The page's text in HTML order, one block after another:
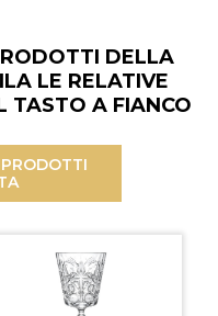
DELLA
LE RELATIVE
TASTO A FIANCO